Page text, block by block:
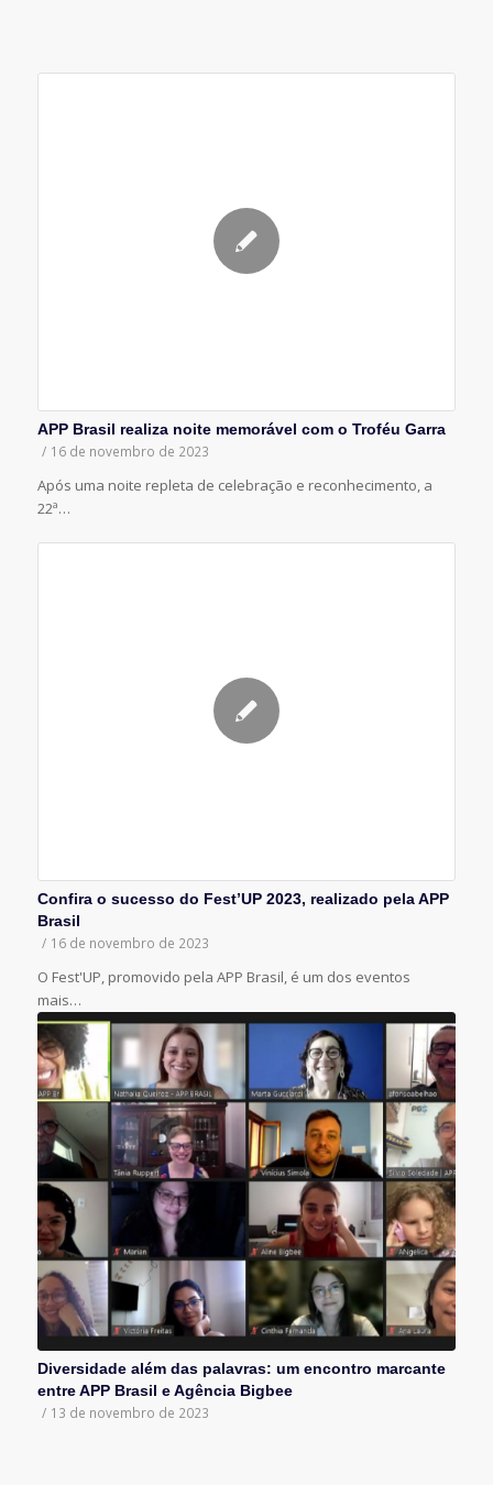
APP Brasil realiza noite memorável com o Troféu Garra
/ 16 de novembro de 2023
Após uma noite repleta de celebração e reconhecimento, a
22ª…
Confira o sucesso do Fest’UP 2023, realizado pela APP
Brasil
/ 16 de novembro de 2023
O Fest'UP, promovido pela APP Brasil, é um dos eventos
mais…
Diversidade além das palavras: um encontro marcante
entre APP Brasil e Agência Bigbee
/ 13 de novembro de 2023